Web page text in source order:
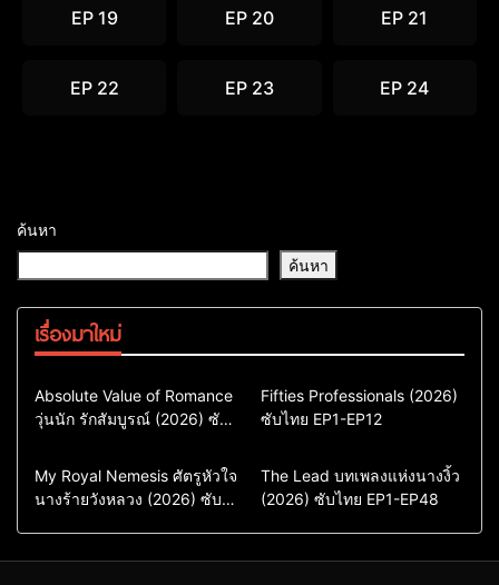
EP 19 EP 20 EP 21
EP 22 EP 23 EP 24
ค้นหา
ค้นหา
เรื่องมาใหม่
Comedy
Drama
ซีรี่ย์เกาหลี
ซีรี่ย์เกาหลีพากย์ไทย
Absolute Value of Romance
วุ่นนัก รักสัมบูรณ์ (2026) ซับ
Action & Adventure
Comedy
Drama
ซีรี่ย์เกาหลีซับไทย
Fifties Professionals (2026)
ซับไทย EP1-EP12
Comedy
Drama
Sci-Fi & Fantasy
My Royal Nemesis ศัตรูหัวใจ
นางร้ายวังหลวง (2026) ซับ
Drama
ซีรี่ย์จีน
ซีรี่ย์จีนซับไทย
The Lead บทเพลงแห่งนางงิ้ว
(2026) ซับไทย EP1-EP48